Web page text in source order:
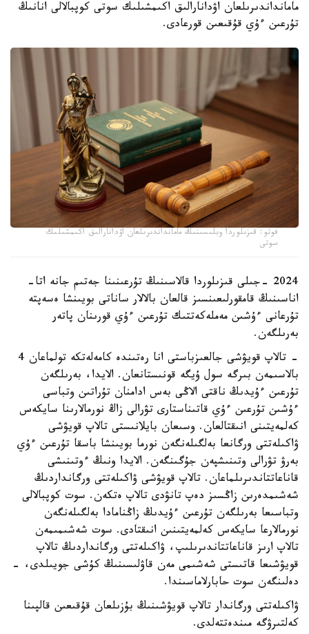
مامانداندىرىلعان اۋدانارالىق اكىمشىلىك سوتى كوپبالالى انانىڭ
تۇرعىن ءۇي قۇقىعىن قورعادى.
فوتو: قىزىلوردا وبلىسىنىڭ مامانداندىرىلعان اۋدانارالىق اكىمشىلىك
سوتى
2024 -جىلى قىزىلوردا قالاسىنىڭ تۇرعىنىنا جەتىم جانە اتا-
اناسىنىڭ قامقورلىعىنسىز قالعان بالالار ساناتى بويىنشا ەسەپتە
تۇرعانى ءۇشىن مەملەكەتتىك تۇرعىن ءۇي قورىنان پاتەر
بەرىلگەن.
- تالاپ قويۋشى جالعىزباستى انا رەتىندە كامەلەتكە تولماعان 4
بالاسىمەن بىرگە سول ۇيگە قونىستانعان. الايدا، بەرىلگەن
تۇرعىن ءۇيدىڭ ناقتى الاڭى بەس ادامنان تۇراتىن وتباسى
ءۇشىن تۇرعىن ءۇي قاتىناستارى تۋرالى زاڭ نورمالارىنا سايكەس
كەلمەيتىنى انىقتالعان. وسىعان بايلانىستى تالاپ قويۋشى
ۋاكىلەتتى ورگانعا بەلگىلەنگەن نورما بويىنشا باسقا تۇرعىن ءۇي
بەرۋ تۋرالى وتىنىشپەن جۇگىنگەن. الايدا ونىڭ ءوتىنىشى
قاناعاتتاندىرىلماعان. تالاپ قويۋشى ۋاكىلەتتى ورگانداردىڭ
شەشىمدەرىن زاڭسىز دەپ تانۋدى تالاپ ەتكەن. سوت كوپبالالى
وتباسىعا بەرىلگەن تۇرعىن ءۇيدىڭ زاڭنامادا بەلگىلەنگەن
نورمالارعا سايكەس كەلمەيتىنىن انىقتادى. سوت شەشىمىمەن
تالاپ ارىز قاناعاتتاندىرىلىپ، ۋاكىلەتتى ورگانداردىڭ تالاپ
قويۋشىعا قاتىستى شەشىمى مەن قاۋلىسىنىڭ كۇشى جويىلدى، -
دەلىنگەن سوت حابارلاماسىندا.
ۋاكىلەتتى ورگاندار تالاپ قويۋشىنىڭ بۇزىلعان قۇقىعىن قالپىنا
كەلتىرۋگە مىندەتتەلدى.